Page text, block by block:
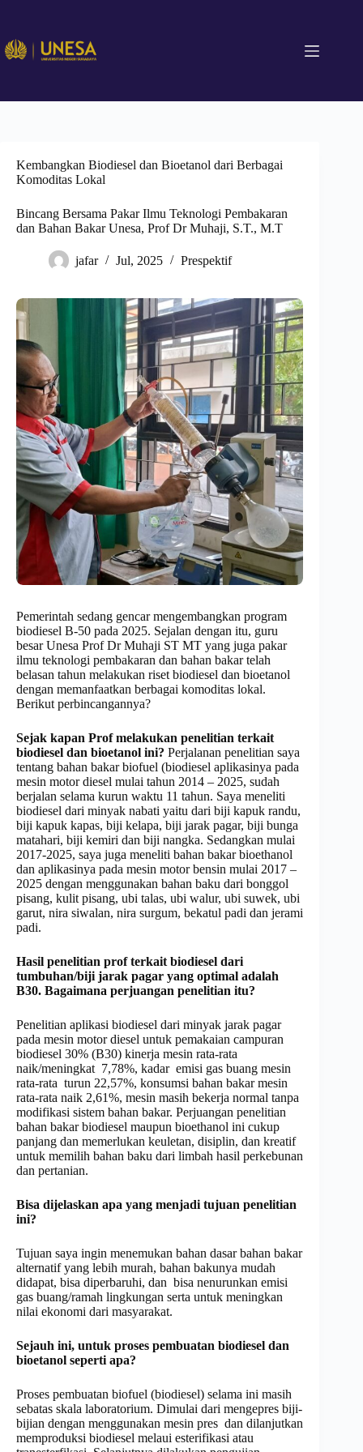
Kembangkan Biodiesel dan Bioetanol dari Berbagai
Komoditas Lokal
Bincang Bersama Pakar Ilmu Teknologi Pembakaran
dan Bahan Bakar Unesa, Prof Dr Muhaji, S.T., M.T
jafar Jul, 2025 Prespektif
Pemerintah sedang gencar mengembangkan program
biodiesel B-50 pada 2025. Sejalan dengan itu, guru
besar Unesa Prof Dr Muhaji ST MT yang juga pakar
ilmu teknologi pembakaran dan bahan bakar telah
belasan tahun melakukan riset biodiesel dan bioetanol
dengan memanfaatkan berbagai komoditas lokal.
Berikut perbincangannya?
Sejak kapan Prof melakukan penelitian terkait
biodiesel dan bioetanol ini? Perjalanan penelitian saya
tentang bahan bakar biofuel (biodiesel aplikasinya pada
mesin motor diesel mulai tahun 2014 – 2025, sudah
berjalan selama kurun waktu 11 tahun. Saya meneliti
biodiesel dari minyak nabati yaitu dari biji kapuk randu,
biji kapuk kapas, biji kelapa, biji jarak pagar, biji bunga
matahari, biji kemiri dan biji nangka. Sedangkan mulai
2017-2025, saya juga meneliti bahan bakar bioethanol
dan aplikasinya pada mesin motor bensin mulai 2017 –
2025 dengan menggunakan bahan baku dari bonggol
pisang, kulit pisang, ubi talas, ubi walur, ubi suwek, ubi
garut, nira siwalan, nira surgum, bekatul padi dan jerami
padi.
Hasil penelitian prof terkait biodiesel dari
tumbuhan/biji jarak pagar yang optimal adalah
B30. Bagaimana perjuangan penelitian itu?
Penelitian aplikasi biodiesel dari minyak jarak pagar
pada mesin motor diesel untuk pemakaian campuran
biodiesel 30% (B30) kinerja mesin rata-rata
naik/meningkat 7,78%, kadar emisi gas buang mesin
rata-rata turun 22,57%, konsumsi bahan bakar mesin
rata-rata naik 2,61%, mesin masih bekerja normal tanpa
modifikasi sistem bahan bakar. Perjuangan penelitian
bahan bakar biodiesel maupun bioethanol ini cukup
panjang dan memerlukan keuletan, disiplin, dan kreatif
untuk memilih bahan baku dari limbah hasil perkebunan
dan pertanian.
Bisa dijelaskan apa yang menjadi tujuan penelitian
ini?
Tujuan saya ingin menemukan bahan dasar bahan bakar
alternatif yang lebih murah, bahan bakunya mudah
didapat, bisa diperbaruhi, dan bisa nenurunkan emisi
gas buang/ramah lingkungan serta untuk meningkan
nilai ekonomi dari masyarakat.
Sejauh ini, untuk proses pembuatan biodiesel dan
bioetanol seperti apa?
Proses pembuatan biofuel (biodiesel) selama ini masih
sebatas skala laboratorium. Dimulai dari mengepres biji-
bijian dengan menggunakan mesin pres dan dilanjutkan
memproduksi biodiesel melaui esterifikasi atau